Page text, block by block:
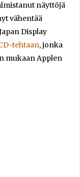
näyttöjä
vähentää
Display
tehtaan, jonka
mukaan Applen